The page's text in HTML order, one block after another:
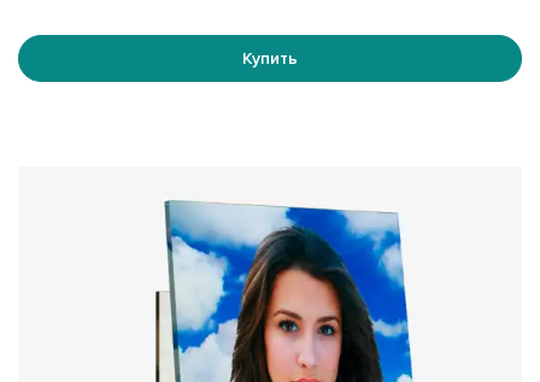
осветленное. Обычное стекло обладает легким
зеленоватым оттенком, тогда как осветленное
Требования к изображениям:
Для создания качественного портрета необходимо
предоставить фотографию высокого разрешения.
Минимальное разрешение изображения 300 dpi,
оптимальное 360 – 1440 dpi. Это обеспечит четкость и
Купить